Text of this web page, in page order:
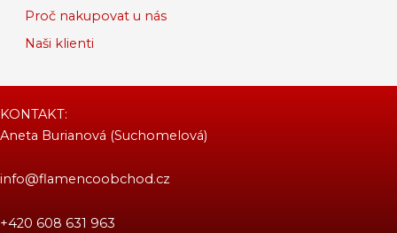
Proč nakupovat u nás
Naši klienti
KONTAKT:
Aneta Burianová (Suchomelová)
info@flamencoobchod.cz
+420 608 631 963